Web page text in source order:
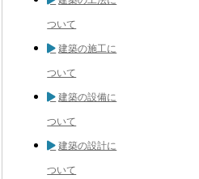
ついて
建築の施工に
ついて
建築の設備に
ついて
建築の設計に
ついて